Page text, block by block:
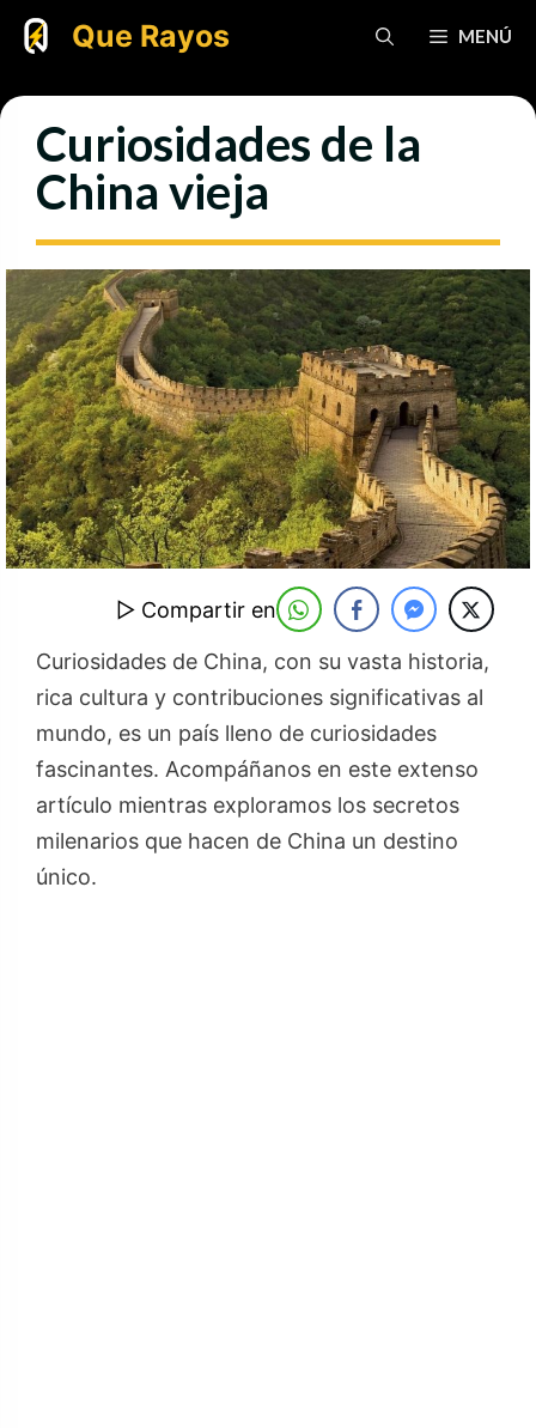
Saltar
Que Rayos MENÚ
Curiosidades de la
China vieja
▷ Compartir en
Curiosidades de China, con su vasta historia,
rica cultura y contribuciones significativas al
mundo, es un país lleno de curiosidades
fascinantes. Acompáñanos en este extenso
artículo mientras exploramos los secretos
milenarios que hacen de China un destino
único.